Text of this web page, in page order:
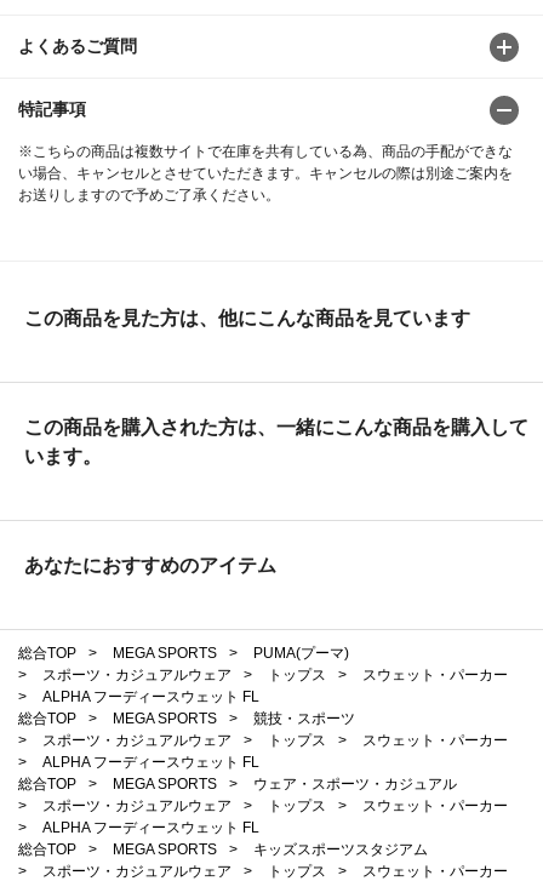
よくあるご質問
特記事項
※こちらの商品は複数サイトで在庫を共有している為、商品の手配ができな
い場合、キャンセルとさせていただきます。キャンセルの際は別途ご案内を
お送りしますので予めご了承ください。
この商品を見た方は、他にこんな商品を見ています
この商品を購入された方は、一緒にこんな商品を購入して
います。
あなたにおすすめのアイテム
総合TOP > MEGA SPORTS >
PUMA(プーマ)
>
スポーツ・カジュアルウェア > トップス >
スウェット・パーカー
>
ALPHA フーディースウェット FL
総合TOP
> MEGA SPORTS >
競技・スポーツ
>
スポーツ・カジュアルウェア > トップス >
スウェット・パーカー
>
ALPHA フーディースウェット FL
総合TOP
> MEGA SPORTS >
ウェア・スポーツ・カジュアル
>
スポーツ・カジュアルウェア > トップス >
スウェット・パーカー
>
ALPHA フーディースウェット FL
総合TOP
> MEGA SPORTS >
キッズスポーツスタジアム
>
スポーツ・カジュアルウェア > トップス >
スウェット・パーカー